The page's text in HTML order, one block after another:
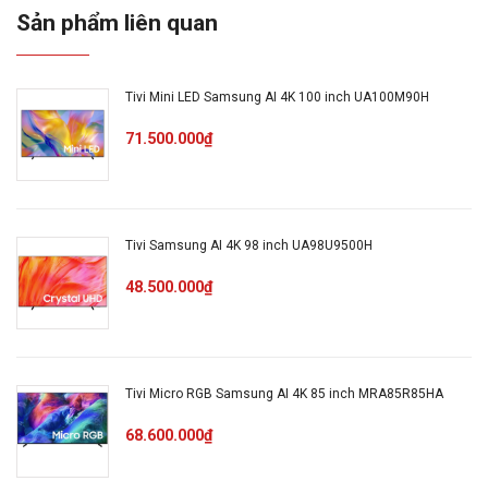
Công nghệ hình ảnh
– Công nghệ Mega Contrast
– Công nghệ Motion Xcelerator
– Công nghệ HDR
– Công nghệ HDR
– Công nghệ Contrast Enhancer
Bộ xử lý
Bộ xử lý hình ảnh Crystal 4K
Tần số quét thực
Công nghệ âm thanh
Sản phẩm liên quan
Tivi Mini LED Samsung AI 4K 100 inch UA100M90H
71.500.000₫
Tivi Samsung AI 4K 98 inch UA98U9500H
48.500.000₫
Tivi Micro RGB Samsung AI 4K 85 inch MRA85R85HA
68.600.000₫